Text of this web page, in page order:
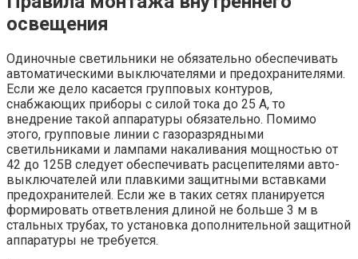
освещения
Одиночные светильники не обязательно обеспечивать
автоматическими выключателями и предохранителями.
Если же дело касается групповых контуров,
снабжающих приборы с силой тока до 25 А, то
внедрение такой аппаратуры обязательно. Помимо
этого, групповые линии с газоразрядными
светильниками и лампами накаливания мощностью от
42 до 125В следует обеспечивать расцепителями авто-
выключателей или плавкими защитными вставками
предохранителей. Если же в таких сетях планируется
формировать ответвления длиной не больше 3 м в
стальных трубах, то установка дополнительной защитной
аппаратуры не требуется.